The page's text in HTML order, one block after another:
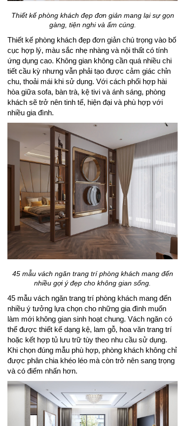
Thiết kế phòng khách đẹp đơn giản mang lại sự gọn
gàng, tiện nghi và ấm cúng.
Thiết kế phòng khách đẹp đơn giản chú trọng vào bố
cục hợp lý, màu sắc nhẹ nhàng và nội thất có tính
ứng dụng cao. Không gian không cần quá nhiều chi
tiết cầu kỳ nhưng vẫn phải tạo được cảm giác chỉn
chu, thoải mái khi sử dụng. Với cách phối hợp hài
hòa giữa sofa, bàn trà, kệ tivi và ánh sáng, phòng
khách sẽ trở nên tinh tế, hiện đại và phù hợp với
nhiều gia đình.
45 mẫu vách ngăn trang trí phòng khách mang đến
nhiều gợi ý đẹp cho không gian sống.
45 mẫu vách ngăn trang trí phòng khách mang đến
nhiều ý tưởng lựa chọn cho những gia đình muốn
làm mới không gian sinh hoạt chung. Vách ngăn có
thể được thiết kế dạng kệ, lam gỗ, hoa văn trang trí
hoặc kết hợp tủ lưu trữ tùy theo nhu cầu sử dụng.
Khi chọn đúng mẫu phù hợp, phòng khách không chỉ
được phân chia khéo léo mà còn trở nên sang trọng
và có điểm nhấn hơn.